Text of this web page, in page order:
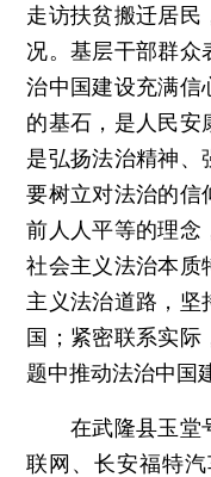
走访扶贫搬迁居民
况。基层干部群众
治中国建设充满信
的基石，是人民安
是弘扬法治精神、
要树立对法治的信
前人人平等的理念
社会主义法治本质
主义法治道路，坚
国；紧密联系实际
题中推动法治中国
在武隆县玉堂号
联网、长安福特